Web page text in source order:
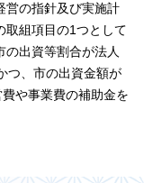
営の指針及び実施計
取組項目の1つとして
の出資等割合が法人
つ、市の出資金額が
や事業費の補助金を